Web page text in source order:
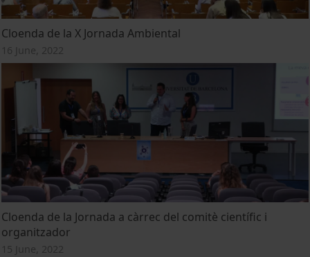
Cloenda de la X Jornada Ambiental
16 June, 2022
Cloenda de la Jornada a càrrec del comitè científic i
organitzador
15 June, 2022